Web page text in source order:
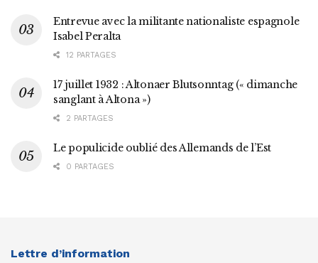
Entrevue avec la militante nationaliste espagnole
Isabel Peralta
12 PARTAGES
17 juillet 1932 : Altonaer Blutsonntag (« dimanche
sanglant à Altona »)
2 PARTAGES
Le populicide oublié des Allemands de l’Est
0 PARTAGES
Lettre d’information